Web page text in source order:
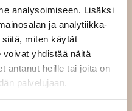
analysoimiseen. Lisäksi
ja analytiikka-
miten käytät
yhdistää näitä
antanut heille tai joita on
palvelujaan.